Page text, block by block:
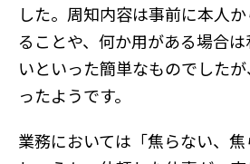
した。周知内容は事前に本人
ることや、何か用がある場合
いといった簡単なものでした
ったようです。
業務においては「焦らない、